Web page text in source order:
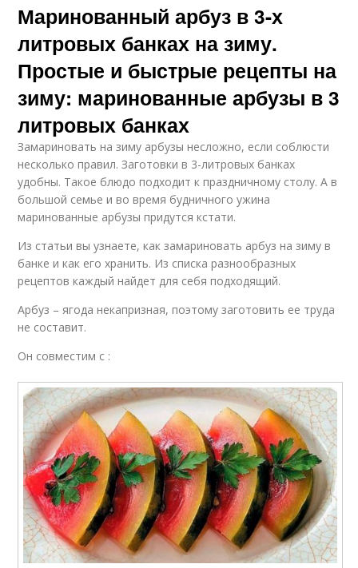
Маринованный арбуз в 3-х
литровых банках на зиму.
Простые и быстрые рецепты на
зиму: маринованные арбузы в 3
литровых банках
Замариновать на зиму арбузы несложно, если соблюсти
несколько правил. Заготовки в 3-литровых банках
удобны. Такое блюдо подходит к праздничному столу. А в
большой семье и во время будничного ужина
маринованные арбузы придутся кстати.
Из статьи вы узнаете, как замариновать арбуз на зиму в
банке и как его хранить. Из списка разнообразных
рецептов каждый найдет для себя подходящий.
Арбуз – ягода некапризная, поэтому заготовить ее труда
не составит.
Он совместим с :